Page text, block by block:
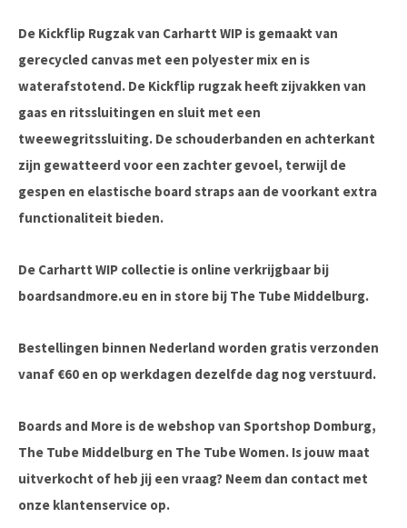
De Kickflip Rugzak van Carhartt WIP is gemaakt van
gerecycled canvas met een polyester mix en is
waterafstotend. De Kickflip rugzak heeft zijvakken van
gaas en ritssluitingen en sluit met een
tweewegritssluiting. De schouderbanden en achterkant
zijn gewatteerd voor een zachter gevoel, terwijl de
gespen en elastische board straps aan de voorkant extra
functionaliteit bieden.
De Carhartt WIP collectie is online verkrijgbaar bij
boardsandmore.eu en in store bij The Tube Middelburg.
Bestellingen binnen Nederland worden gratis verzonden
vanaf €60 en op werkdagen dezelfde dag nog verstuurd.
Boards and More is de webshop van Sportshop Domburg,
The Tube Middelburg en The Tube Women. Is jouw maat
uitverkocht of heb jij een vraag? Neem dan contact met
onze klantenservice op.